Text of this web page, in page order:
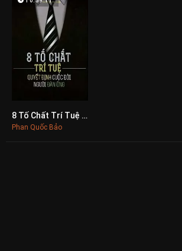
08 Tố Chất Trí Tuệ Quyết Định Cuộc Đời Người Đàn Ông
Phan Quốc Bảo